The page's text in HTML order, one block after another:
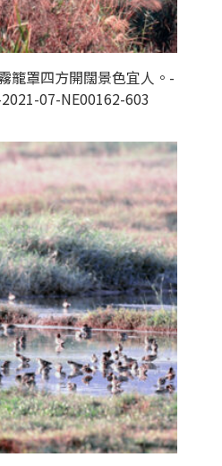
籠罩四方開闊景色宜人。-
2021-07-NE00162-603